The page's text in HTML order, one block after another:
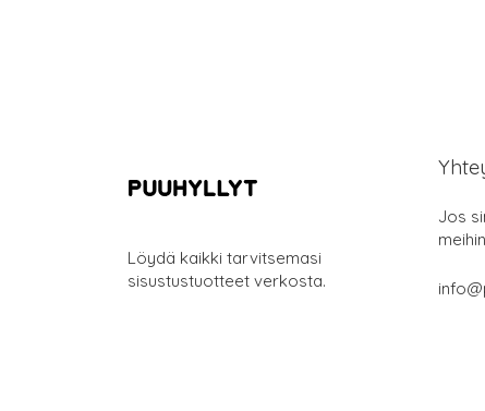
Löydä kaikki tarvitsemasi
sisustustuotteet verkosta.
Jos